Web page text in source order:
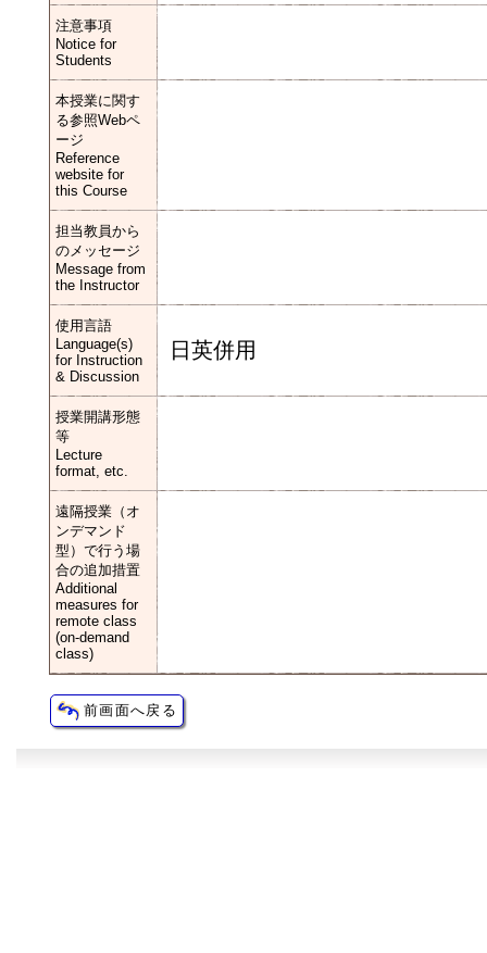
注意事項
Notice for
Students
本授業に関す
る参照Webペ
ージ
Reference
website for
this Course
担当教員から
のメッセージ
Message from
the Instructor
使用言語
Language(s)
for Instruction
& Discussion
日英併用
授業開講形態
等
Lecture
format, etc.
遠隔授業（オ
ンデマンド
型）で行う場
合の追加措置
Additional
measures for
remote class
(on-demand
class)